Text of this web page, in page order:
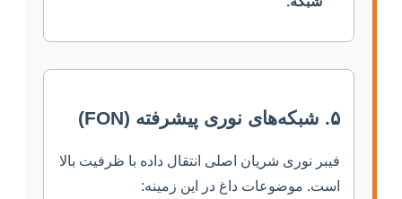
۵. شبکه‌های نوری پیشرفته (FON)
فیبر نوری شریان اصلی انتقال داده با ظرفیت بالا
است. موضوعات داغ در این زمینه: